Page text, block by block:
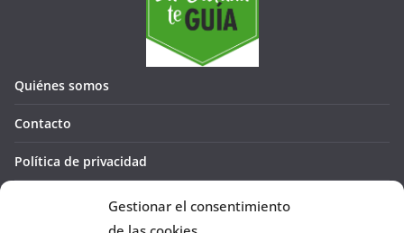
Gestionar el consentimiento
Quiénes somos
Contacto
Política de privacidad
Política de cookies (UE)